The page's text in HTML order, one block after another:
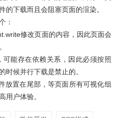
的下载而且会阻塞页面的渲染。
：
修改页面的内容，因此页面会
能存在依赖关系，因此必须按照
时候并行下载是禁止的。
置在尾部，等页面所有可视化组
用户体验。